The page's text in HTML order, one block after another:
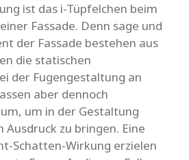
ist das i-Tüpfelchen beim
Fassade. Denn sage und
der Fassade bestehen aus
die statischen
der Fugengestaltung an
aber dennoch
um in der Gestaltung
zu bringen. Eine
Schatten-Wirkung erzielen